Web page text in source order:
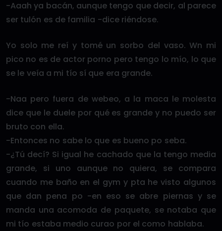
-Aaah ya bacán, aunque tengo que decir, al parece
ser tulón es de familia -dice riéndose.
Yo solo me reí y tomé un sorbo del vaso. Wn mi
pico no es de actor porno pero tengo lo mío, lo que
se le veía a mi tío sí que era grande.
-Naa pero fuera de webeo, a la maca le molesta
dice que le duele por qué es grande y no puedo ser
bruto con ella.
-Entonces no sabe lo que es bueno po seba.
-¿Tú decí? Si igual he cachado que la tengo media
grande, si uno aunque no quiera, se compara
cuando me baño en el gym y pta he visto algunos
que dan pena po -en eso se abre piernas y se
manda una acomoda de paquete, se notaba que
mi tío estaba medio curao por el como hablaba.